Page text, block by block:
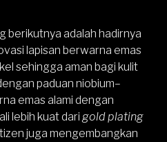
berikutnya adalah hadirnya
lapisan berwarna emas
sehingga aman bagi kulit
paduan niobium–
emas alami dengan
lebih kuat dari gold plating
juga mengembangkan